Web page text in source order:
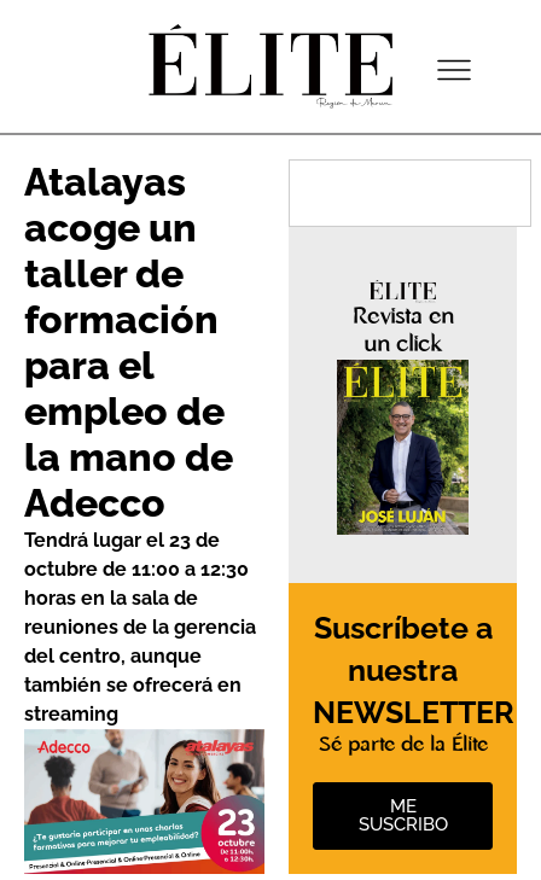
Atalayas
acoge un
taller de
formación
para el
empleo de
la mano de
Adecco
Tendrá lugar el 23 de
octubre de 11:00 a 12:30
horas en la sala de
reuniones de la gerencia
del centro, aunque
también se ofrecerá en
streaming
Revista en
un click
Suscríbete a
nuestra
NEWSLETTER
Sé parte de la Élite
ME
SUSCRIBO